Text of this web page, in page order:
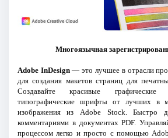
Многоязычная
Adobe InDesign— это лучшее в отрасли
для создания макетов страниц для
Создавайте красивые графические
типографические шрифты от лучших в
изображения из Adobe Stock. Быстро
комментариями в документах PDF.
процессом легко и просто с помощью